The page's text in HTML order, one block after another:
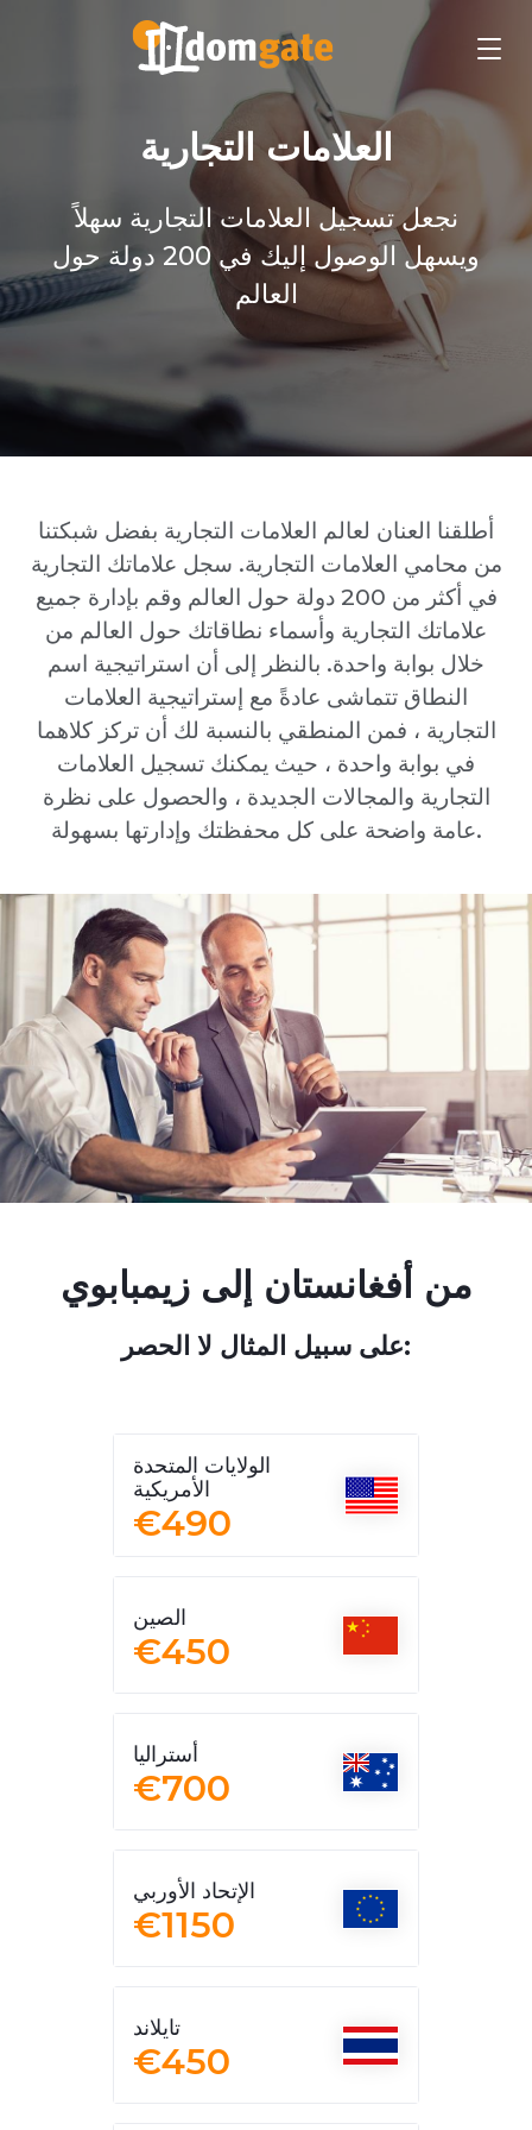
العلامات التجارية
نجعل تسجيل العلامات التجارية سهلاً
ويسهل الوصول إليك في 200 دولة حول
العالم
أطلقنا العنان لعالم العلامات التجارية بفضل شبكتنا
من محامي العلامات التجارية. سجل علاماتك التجارية
في أكثر من 200 دولة حول العالم وقم بإدارة جميع
علاماتك التجارية وأسماء نطاقاتك حول العالم من
خلال بوابة واحدة. بالنظر إلى أن استراتيجية اسم
النطاق تتماشى عادةً مع إستراتيجية العلامات
التجارية ، فمن المنطقي بالنسبة لك أن تركز كلاهما
في بوابة واحدة ، حيث يمكنك تسجيل العلامات
التجارية والمجالات الجديدة ، والحصول على نظرة
عامة واضحة على كل محفظتك وإدارتها بسهولة.
من أفغانستان إلى زيمبابوي
على سبيل المثال لا الحصر:
الولايات المتحدة
الأمريكية
€490
الصين
€450
أستراليا
€700
الإتحاد الأوربي
€1150
تايلاند
€450